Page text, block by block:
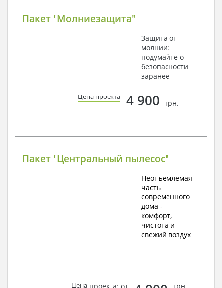
Пакет "Молниезащита"
Защита от
молнии:
подумайте о
безопасности
заранее
Цена проекта 4 900 грн.
Пакет "Центральный пылесос"
Неотъемлемая
часть
современного
дома -
комфорт,
чистота и
свежий воздух
Цена проекта: от грн